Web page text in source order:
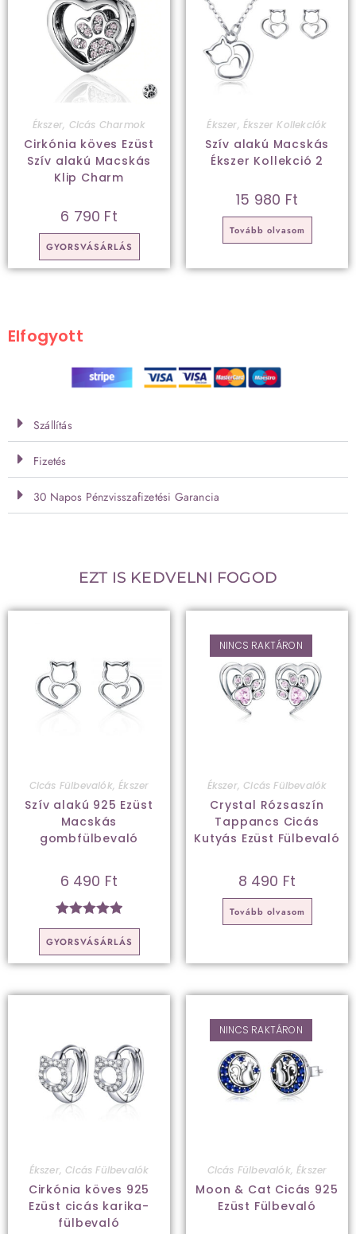
Ékszer, Cicás Charmok
Cirkónia köves Ezüst
Szív alakú Macskás
Klip Charm
6 790 Ft
GYORSVÁSÁRLÁS
Ékszer,Ékszer Kollekciók
Szív alakú Macskás
Ékszer Kollekció 2
15 980 Ft
Tovább olvasom
Elfogyott
Szállítás
Fizetés
30 Napos Pénzvisszafizetési Garancia
EZT IS KEDVELNI FOGOD
Cicás Fülbevalók,Ékszer
Szív alakú 925 Ezüst
Macskás
gombfülbevaló
6 490 Ft
Értékelés:
5.00/ 5
GYORSVÁSÁRLÁS
NINCS RAKTÁRON
Ékszer,Cicás Fülbevalók
Crystal Rózsaszín
Tappancs Cicás
Kutyás Ezüst Fülbevaló
8 490 Ft
Tovább olvasom
Ékszer,Cicás Fülbevalók
Cirkónia köves 925
Ezüst cicás karika-
fülbevaló
NINCS RAKTÁRON
Cicás Fülbevalók,Ékszer
Moon & Cat Cicás 925
Ezüst Fülbevaló